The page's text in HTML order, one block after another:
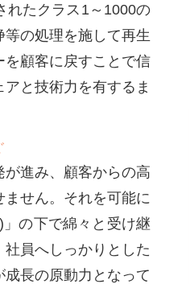
れたクラス1～1000の
の処理を施して再生
を顧客に戻すことで信
と技術力を有するま
進み、顧客からの高
せん。それを可能に
の下で綿々と受け継
員へしっかりとした
長の原動力となって